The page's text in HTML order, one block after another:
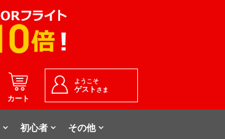
カート
ようこそ
ゲスト さま
初心者 その他